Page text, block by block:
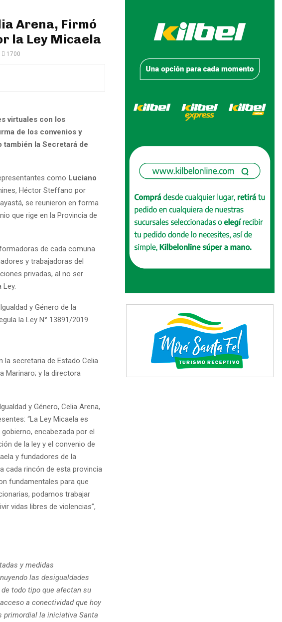
Arena, Firmó
la Ley Micaela
1700
virtuales con los
de los convenios y
también la Secretará de
como Luciano
Héctor Steffano por
se reunieron en forma
que rige en la Provincia de
de cada comuna
y trabajadoras del
privadas, al no ser
y Género de la
la Ley N° 13891/2019.
la secretaria de Estado Celia
Marinaro; y la directora
y Género, Celia Arena,
“La Ley Micaela es
encabezada por el
de la ley y el convenio de
y fundadores de la
cada rincón de esta provincia
fundamentales para que
podamos trabajar
vidas libres de violencias”,
y medidas
las desigualdades
todo tipo que afectan su
a conectividad que hoy
primordial la iniciativa Santa